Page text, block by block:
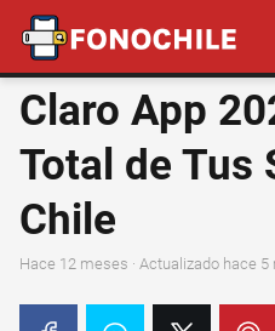
Claro App
Total de Tus
Chile
hace 12 meses · Actualizado hace